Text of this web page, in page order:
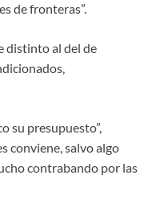
de fronteras”.
distinto al del de
su presupuesto”,
conviene, salvo algo
contrabando por las